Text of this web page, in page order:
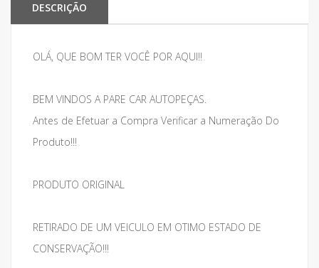
DESCRIÇÃO
OLÁ, QUE BOM TER VOCÊ POR AQUI!!
BEM VINDOS A PARE CAR AUTOPEÇAS.
Antes de Efetuar a Compra Verificar a Numeração Do
Produto!!!
PRODUTO ORIGINAL
RETIRADO DE UM VEICULO EM OTIMO ESTADO DE
CONSERVAÇÃO!!!